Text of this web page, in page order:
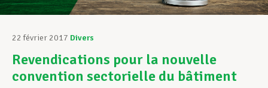
Assistance au Travail
Vos droits
22 février 2017 Divers
Revendications pour la nouvelle
convention sectorielle du bâtiment